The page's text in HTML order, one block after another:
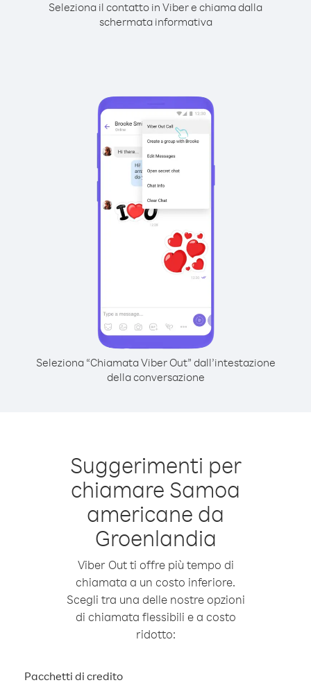
Seleziona il contatto in Viber e chiama dalla
schermata informativa
Seleziona “Chiamata Viber Out” dall’intestazione
della conversazione
Suggerimenti per
chiamare Samoa
americane da
Groenlandia
Viber Out ti offre più tempo di
chiamata a un costo inferiore.
Scegli tra una delle nostre opzioni
di chiamata flessibili e a costo
ridotto:
Pacchetti di credito